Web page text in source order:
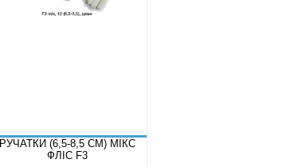
РУЧАТКИ (6,5-8,5 СМ) МІКС
ФЛІС F3